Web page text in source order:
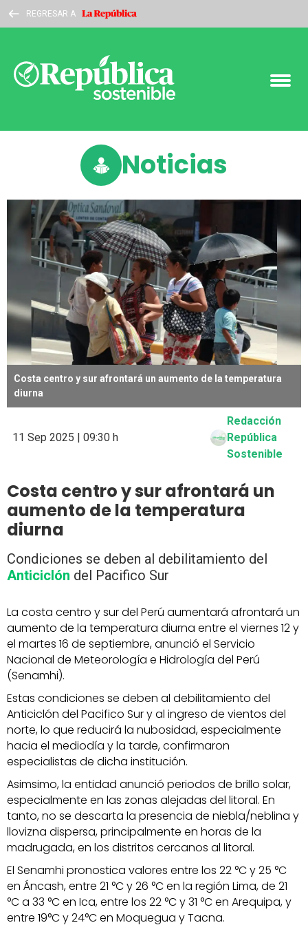
REGRESAR A
Noticias
Costa centro y sur afrontará un aumento de la temperatura
diurna
11 Sep 2025 | 09:30 h
Redacción
República
Sostenible
Costa centro y sur afrontará un
aumento de la temperatura
diurna
Condiciones se deben al debilitamiento del
Anticiclón del Pacifico Sur
La costa centro y sur del Perú aumentará afrontará un
aumento de la temperatura diurna entre el viernes 12 y
el martes 16 de septiembre, anunció el Servicio
Nacional de Meteorología e Hidrología del Perú
(Senamhi).
Estas condiciones se deben al debilitamiento del
Anticiclón del Pacifico Sur y al ingreso de vientos del
norte, lo que reducirá la nubosidad, especialmente
hacia el mediodía y la tarde, confirmaron
especialistas de dicha institución.
Asimsimo, la entidad anunció periodos de brillo solar,
especialmente en las zonas alejadas del litoral. En
tanto, no se descarta la presencia de niebla/neblina y
llovizna dispersa, principalmente en horas de la
madrugada, en los distritos cercanos al litoral.
El Senamhi pronostica valores entre los 22 °C y 25 °C
en Áncash, entre 21 °C y 26 °C en la región Lima, de 21
°C a 33 °C en Ica, entre los 22 °C y 31 °C en Arequipa, y
entre 19°C y 24°C en Moquegua y Tacna.